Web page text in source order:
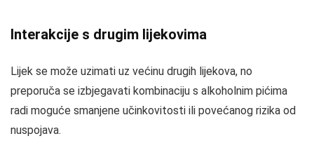
Interakcije s drugim lijekovima
Lijek se može uzimati uz većinu drugih lijekova, no
preporuča se izbjegavati kombinaciju s alkoholnim pićima
radi moguće smanjene učinkovitosti ili povećanog rizika od
nuspojava.